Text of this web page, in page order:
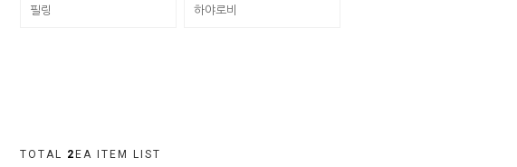
필링 하야로비
TOTAL 2 EA ITEM LIST